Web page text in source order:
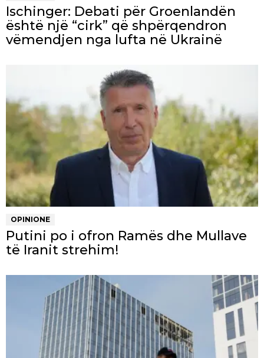
Ischinger: Debati për Groenlandën
është një “cirk” që shpërqendron
vëmendjen nga lufta në Ukrainë
OPINIONE
Putini po i ofron Ramës dhe Mullave
të Iranit strehim!